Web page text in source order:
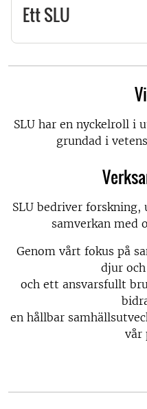
Ett SLU
SLU har en nyckelroll i
grundad i
SLU bedriver
samverkan med
Genom vårt fokus på
djur
och ett ansvarsfullt
en hållbar
vår